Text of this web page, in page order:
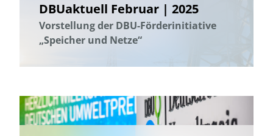
DBUaktuell Februar | 2025
Vorstellung der DBU-Förderinitiative
„Speicher und Netze“